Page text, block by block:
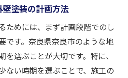
失敗しないためのチェック
すべき事項
備と確認
理と注意点
塗装の計画方法
ためには、まず計画段階でのし
です。奈良県奈良市のような地
選ぶことが大切です。特に、
ない時期を選ぶことで、施工の